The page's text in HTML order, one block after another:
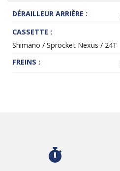
DÉRAILLEUR ARRIÈRE :
CASSETTE :
Shimano / Sprocket Nexus / 24T
FREINS :